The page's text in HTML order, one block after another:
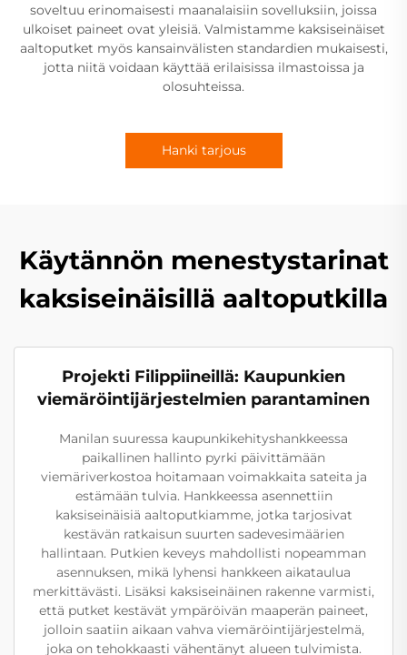
soveltuu erinomaisesti maanalaisiin sovelluksiin, joissa
ulkoiset paineet ovat yleisiä. Valmistamme kaksiseinäiset
aaltoputket myös kansainvälisten standardien mukaisesti,
jotta niitä voidaan käyttää erilaisissa ilmastoissa ja
olosuhteissa.
Hanki tarjous
Käytännön menestystarinat
kaksiseinäisillä aaltoputkilla
Projekti Filippiineillä: Kaupunkien
viemäröintijärjestelmien parantaminen
Manilan suuressa kaupunkikehityshankkeessa
paikallinen hallinto pyrki päivittämään
viemäriverkostoa hoitamaan voimakkaita sateita ja
estämään tulvia. Hankkeessa asennettiin
kaksiseinäisiä aaltoputkiamme, jotka tarjosivat
kestävän ratkaisun suurten sadevesimäärien
hallintaan. Putkien keveys mahdollisti nopeamman
asennuksen, mikä lyhensi hankkeen aikataulua
merkittävästi. Lisäksi kaksiseinäinen rakenne varmisti,
että putket kestävät ympäröivän maaperän paineet,
jolloin saatiin aikaan vahva viemäröintijärjestelmä,
joka on tehokkaasti vähentänyt alueen tulvimista.